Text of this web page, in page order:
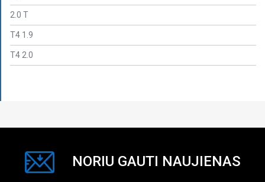
2.0 T
T4 1.9
T4 2.0
NORIU GAUTI NAUJIENAS